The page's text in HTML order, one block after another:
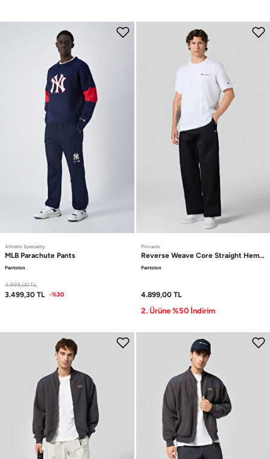
Athletic Speciality
MLB Parachute Pants
Pantolon
4.999,00TL
3.499,30 TL -%30
Pinnacle
Reverse Weave Core Straight Hem
Pantolon
4.899,00 TL
2. Ürüne %50 İndirim